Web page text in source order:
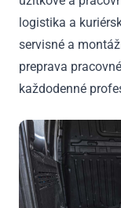
logistika a
servisné a
preprava
každodenné